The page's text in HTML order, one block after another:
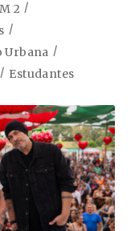
2
Urbana
Estudantes